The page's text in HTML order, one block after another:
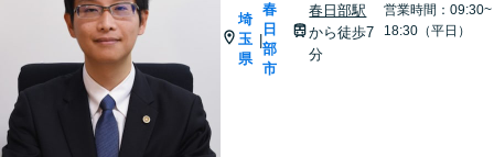
埼
玉
県
|
春
日
部
市
春日部駅
から徒歩7
分
営業時間：09:30~
18:30（平日）